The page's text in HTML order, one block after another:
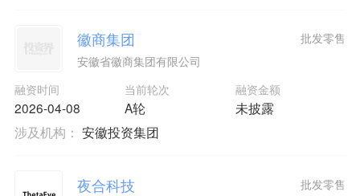
徽商集团
安徽省徽商集团有限公司
融资时间
2026-04-08
当前轮次
A轮
融资金额
未披露
批发零售
涉及机构： 安徽投资集团
夜合科技 批发零售